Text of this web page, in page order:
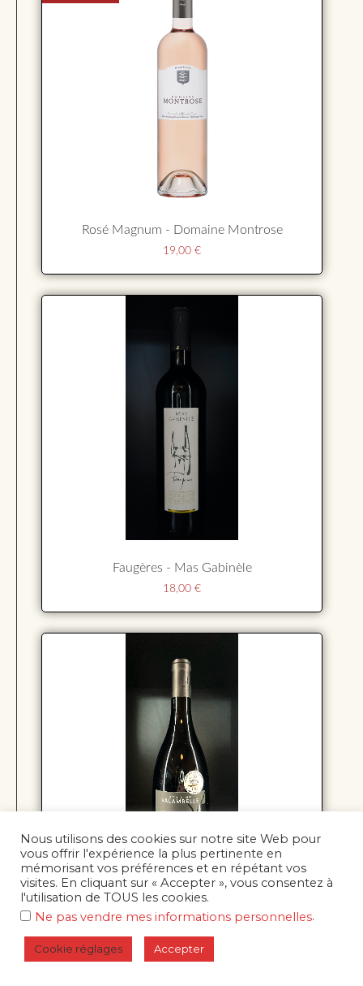
Rosé Magnum - Domaine Montrose
19,00 €
Faugères - Mas Gabinèle
18,00 €
Grande Cuvée - Domaine Valambelle
Nous utilisons des cookies sur notre site Web pour
vous offrir l'expérience la plus pertinente en
mémorisant vos préférences et en répétant vos
visites. En cliquant sur « Accepter », vous consentez à
l'utilisation de TOUS les cookies.
Ne pas vendre mes informations personnelles.
Cookie réglages Accepter